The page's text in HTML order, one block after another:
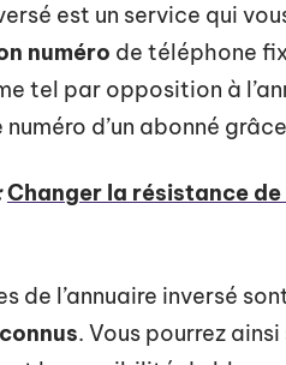
est un service qui
numéro de téléphone
tel par opposition à
d’un abonné
Changer la résistance
de l’annuaire inversé
. Vous pourrez